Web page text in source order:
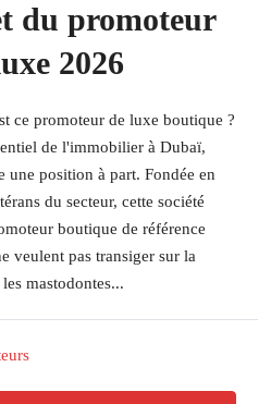
du promoteur
2026
ce promoteur de luxe boutique ?
de l'immobilier à Dubaï,
une position à part. Fondée en
du secteur, cette société
boutique de référence
veulent pas transiger sur la
mastodontes...